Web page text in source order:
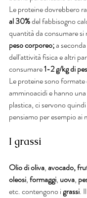
Le proteine dovrebbero
al 30% del fabbisogno
quantità da consumare si
peso corporeo; a
dell'attività fisica e altri
consumare 1-2 g/kg di
Le proteine sono
amminoacidi e hanno
plastica, ci servono
pensiamo per esempio ai
I grassi
Olio di oliva, avocado,
oleosi, formaggi, uova,
etc. contengono i grassi.